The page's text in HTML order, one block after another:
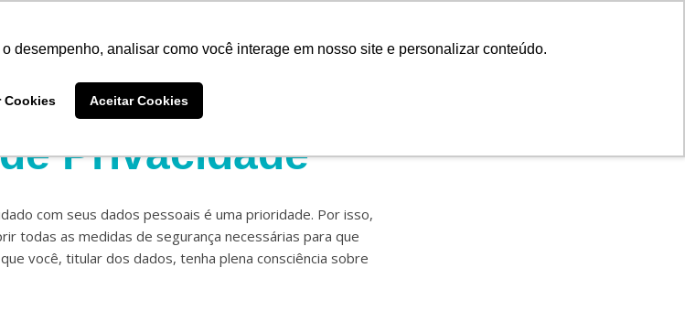
desempenho, analisar como você interage em nosso site e personalizar conteúdo.
Cookies Aceitar Cookies
a e
Privacidade
com seus dados pessoais é uma prioridade. Por isso,
todas as medidas de segurança necessárias para que
você, titular dos dados, tenha plena consciência sobre